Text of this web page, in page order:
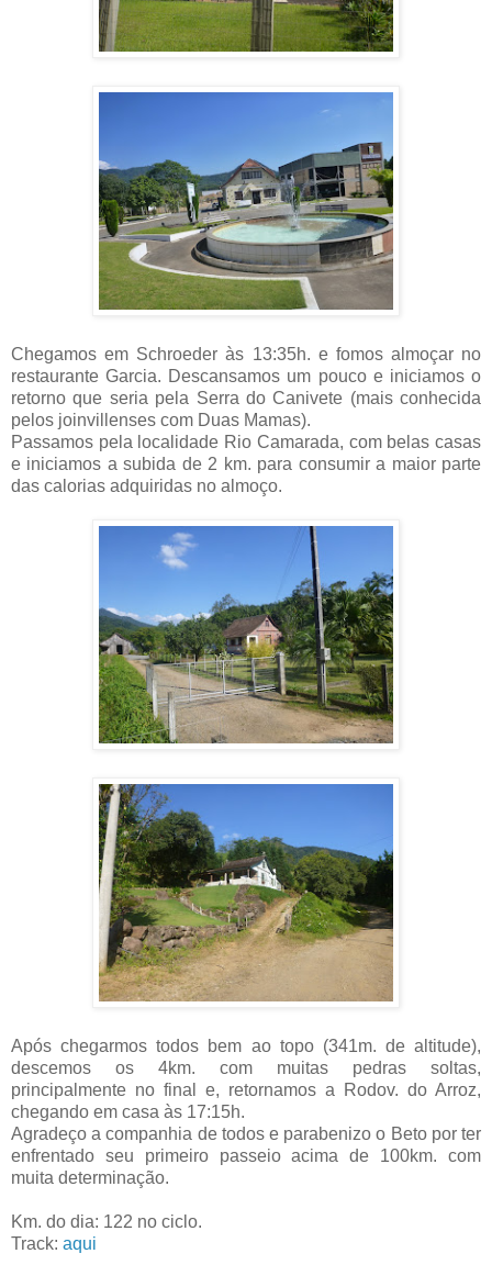
Chegamos em Schroeder às 13:35h. e fomos almoçar no
restaurante Garcia. Descansamos um pouco e iniciamos o
retorno que seria pela Serra do Canivete (mais conhecida
pelos joinvillenses com Duas Mamas).
Passamos pela localidade Rio Camarada, com belas casas
e iniciamos a subida de 2 km. para consumir a maior parte
das calorias adquiridas no almoço.
Após chegarmos todos bem ao topo (341m. de altitude),
descemos os 4km. com muitas pedras soltas,
principalmente no final e, retornamos a Rodov. do Arroz,
chegando em casa às 17:15h.
Agradeço a companhia de todos e parabenizo o Beto por ter
enfrentado seu primeiro passeio acima de 100km. com
muita determinação.
Km. do dia: 122 no ciclo.
Track: aqui